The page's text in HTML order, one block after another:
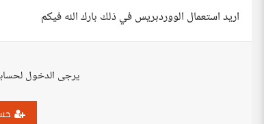
اريد استعمال الووردبريس في ذلك بارك الله فيكم
يرجى الدخول